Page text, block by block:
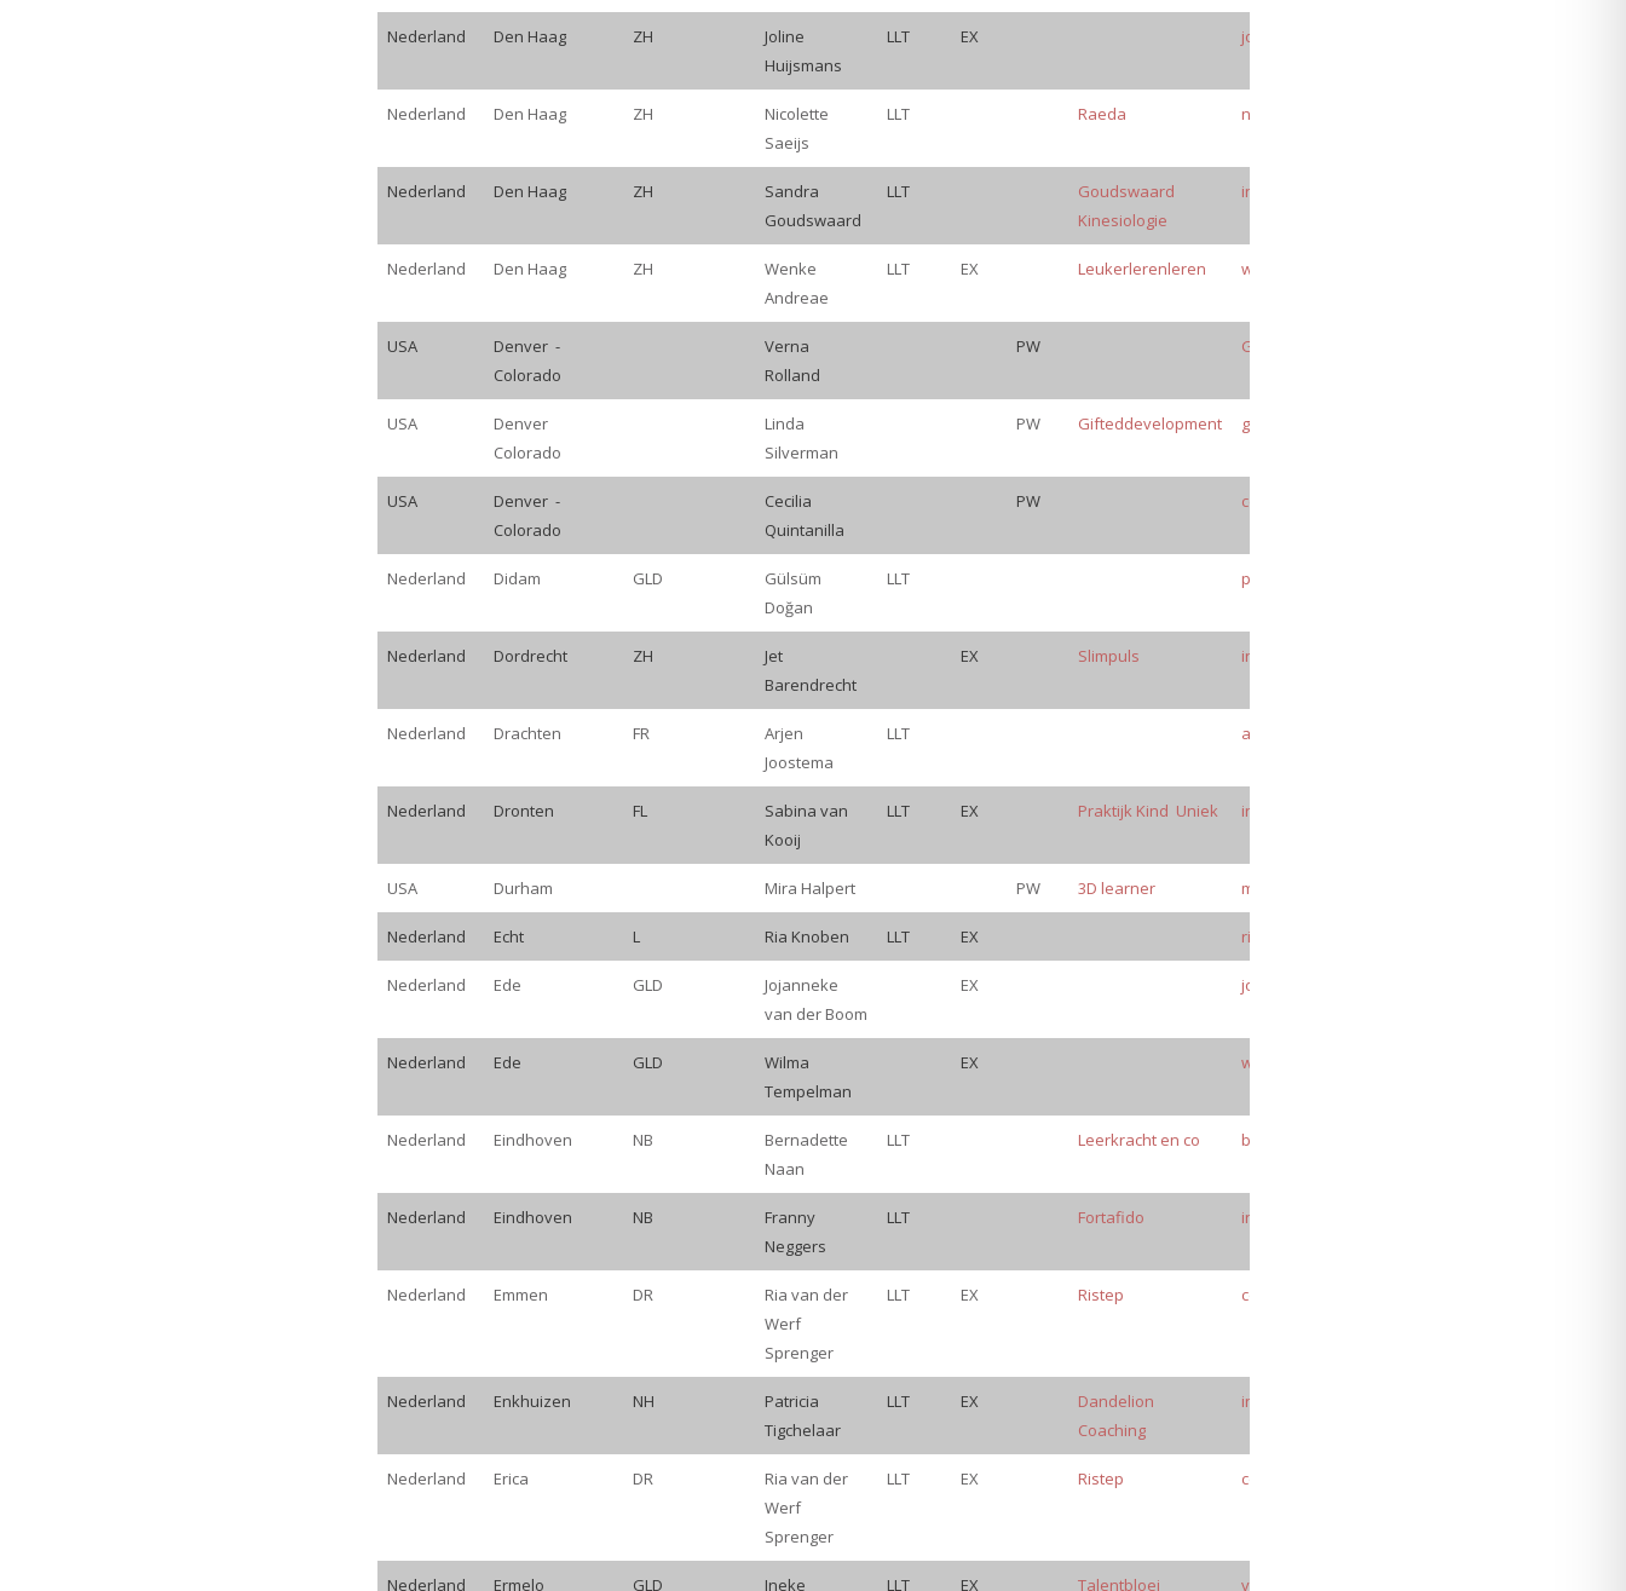
Nederland Den Haag ZH
Joline
Huijsmans
LLT EX jolinehuijsmans@hotmail.com
Nederland Den Haag ZH
Nicolette
Saeijs
LLT Raeda nicolette@raeda.nu
Nederland Den Haag ZH
Sandra
Goudswaard
LLT
Goudswaard
Kinesiologie
info@goudwaardkinesiologie.nl
Nederland Den Haag ZH
Wenke
Andreae
LLT EX Leukerlerenleren wenke@leukerlerenleren.nl
USA
Denver -
Colorado
Verna
Rolland
PW Gifted.minds.education@gmail.com
USA
Denver
Colorado
Linda
Silverman
PW Gifteddevelopment giftedness101@gmail.com
USA
Denver -
Colorado
Cecilia
Quintanilla
PW cecilia@ybneuro.org
Nederland Didam GLD
Gülsüm
Doğan
LLT praktijkgroeiwijs@outlook.com
Nederland Dordrecht ZH
Jet
Barendrecht
EX Slimpuls info@slimpuls.nl
Nederland Drachten FR
Arjen
Joostema
LLT ahtgaj@gmail.com
Nederland Dronten FL
Sabina van
Kooij
LLT EX Praktijk Kind Uniek info@praktijkkinduniek.nl
USA Durham Mira Halpert PW 3D learner mira@3dlearner.com
Nederland Echt L Ria Knoben LLT EX ria.knoben@mgrhanssen.nl
Nederland Ede GLD
Jojanneke
van der Boom
EX jojannekevanderboom@cordeoscholen.nl
Nederland Ede GLD
Wilma
Tempelman
EX wilma.tempelman@ebsderots.nl
Nederland Eindhoven NB
Bernadette
Naan
LLT Leerkracht en co bernadette@leerkrachtenco.nl
Nederland Eindhoven NB
Franny
Neggers
LLT Fortafido info@fortafido.nl
Nederland Emmen DR
Ria van der
Werf
Sprenger
LLT EX Ristep contact@ristep.nl
Nederland Enkhuizen NH
Patricia
Tigchelaar
LLT EX
Dandelion
Coaching
info@chillpillow.nl
Nederland Erica DR
Ria van der
Werf
Sprenger
LLT EX Ristep contact@ristep.nl
Nederland Ermelo GLD Ineke LLT EX Talentbloei vreemannineke@gmail.com